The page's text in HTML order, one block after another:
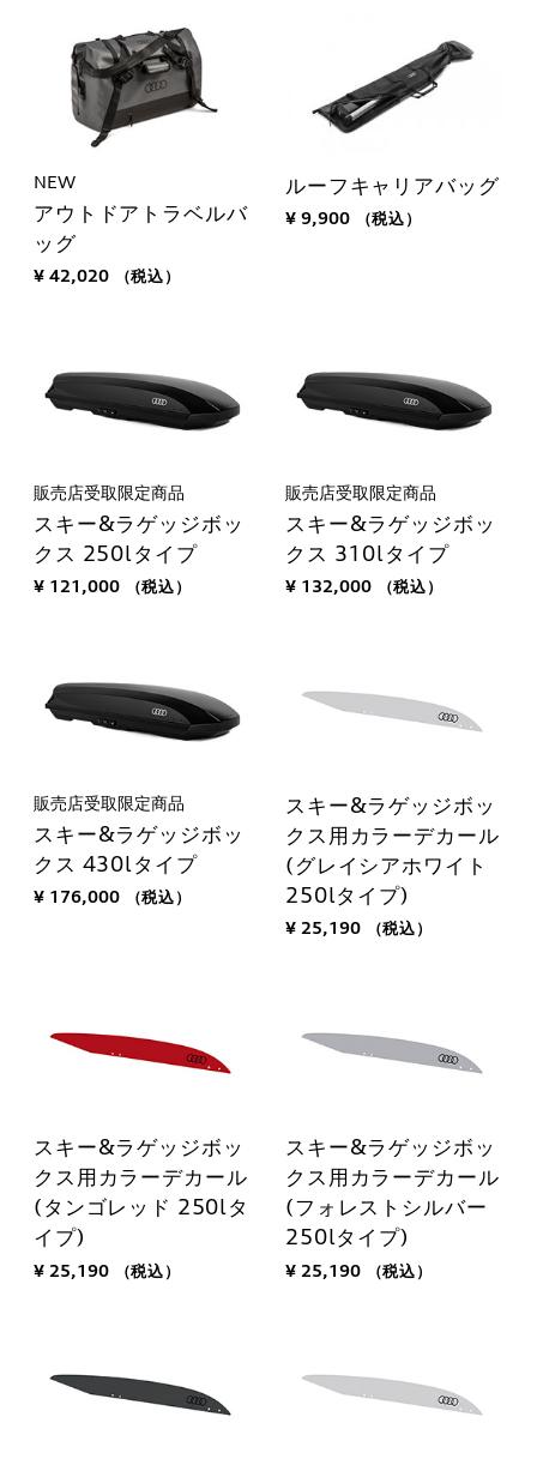
NEW
アウトドアトラベルバ
ッグ
¥ 42,020 （税込）
ルーフキャリアバッグ
¥ 9,900 （税込）
販売店受取限定商品
スキー&ラゲッジボッ
クス 250lタイプ
¥ 121,000 （税込）
販売店受取限定商品
スキー&ラゲッジボッ
クス 310lタイプ
¥ 132,000 （税込）
販売店受取限定商品
スキー&ラゲッジボッ
クス 430lタイプ
¥ 176,000 （税込）
スキー&ラゲッジボッ
クス用カラーデカール
(グレイシアホワイト
250lタイプ)
¥ 25,190 （税込）
スキー&ラゲッジボッ
クス用カラーデカール
(タンゴレッド 250lタ
イプ)
¥ 25,190 （税込）
スキー&ラゲッジボッ
クス用カラーデカール
(フォレストシルバー
250lタイプ)
¥ 25,190 （税込）